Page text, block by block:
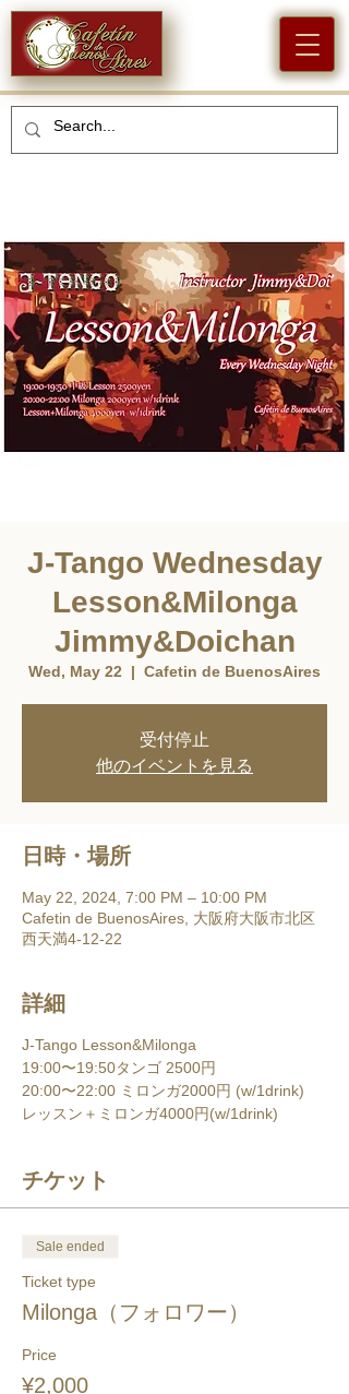
J-Tango Wednesday
Lesson&Milonga
Jimmy&Doichan
Wed, May 22
  |
Cafetin de BuenosAires
受付停止
他のイベントを見る
日時・場所
May 22, 2024, 7:00 PM – 10:00 PM
Cafetin de BuenosAires, 大阪府大阪市北区
西天満4-12-22
詳細
J-Tango Lesson&Milonga
19:00〜19:50タンゴ 2500円
20:00〜22:00 ミロンガ2000円 (w/1drink)
レッスン＋ミロンガ4000円(w/1drink)
チケット
Sale ended
Ticket type
Milonga（フォロワー）
Price
¥2,000